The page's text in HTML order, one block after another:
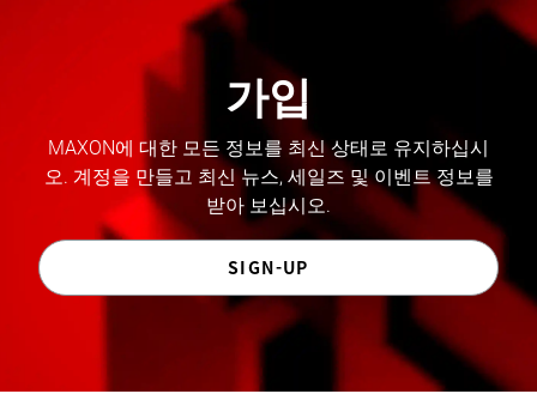
가입
MAXON에 대한 모든 정보를 최신 상태로 유지하십시
오. 계정을 만들고 최신 뉴스, 세일즈 및 이벤트 정보를
받아 보십시오.
SIGN-UP